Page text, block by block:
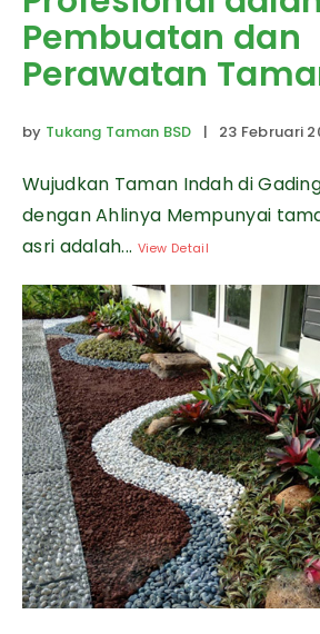
Pembuatan dan
Perawatan
by Tukang Taman BSD | 23 Februari
Wujudkan Taman Indah di
dengan Ahlinya Mempunyai
asri adalah... View Detail